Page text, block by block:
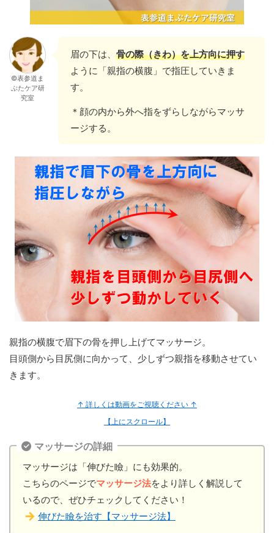
©表参道ま
ぶたケア研
究室
眉の下は、 骨の際（きわ）を上方向に押す
ように「親指の横腹」で指圧していきま
す。
＊顔の内から外へ指をずらしながらマッサ
ージする。
親指の横腹で眉下の骨を押し上げてマッサージ。
目頭側から目尻側に向かって、少しずつ親指を移動させてい
きます。
↑ 詳しくは動画をご視聴ください ↑
【上にスクロール】
マッサージの詳細
マッサージは「伸びた瞼」にも効果的。
こちらのページでマッサージ法をより詳しく解説して
いるので、ぜひチェックしてください！
伸びた瞼を治す【マッサージ法】